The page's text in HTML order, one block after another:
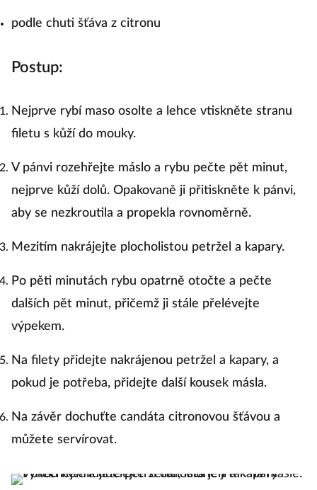
podle chuti šťáva z citronu
Postup:
Nejprve rybí maso osolte a lehce vtiskněte stranu
filetu s kůží do mouky.
V pánvi rozehřejte máslo a rybu pečte pět minut,
nejprve kůží dolů. Opakovaně ji přitiskněte k pánvi,
aby se nezkroutila a propekla rovnoměrně.
Mezitím nakrájejte plocholistou petržel a kapary.
Po pěti minutách rybu opatrně otočte a pečte
dalších pět minut, přičemž ji stále přelévejte
výpekem.
Na filety přidejte nakrájenou petržel a kapary, a
pokud je potřeba, přidejte další kousek másla.
Na závěr dochuťte candáta citronovou šťávou a
můžete servírovat.